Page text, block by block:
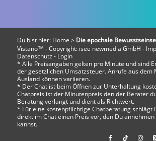
Du bist hier: Home > Die epochale
Vistano™ - Copyright: isee newmedia GmbH -
Datenschutz - Login
* Alle Preisangaben gelten pro Minute und sind
der gesetzlichen Umsatzsteuer. Anrufe aus dem
Ausland können variieren.
* Der Chat ist beim Öffnen zur Unterhaltung
Chatpreis ist der Minutenpreis den der Berater
Beratung verlangt und dient als Richtwert.
* Für eine kostenpflichtige Chatberatung schlägt
direkt im Chat einen Preis vor, den Du
kannst.